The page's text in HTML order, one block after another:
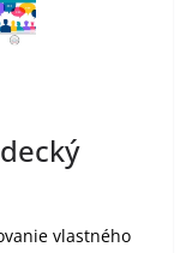
vlastného